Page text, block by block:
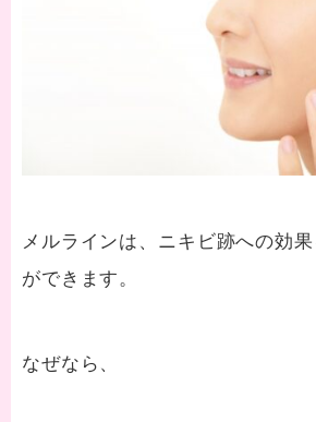
メルラインは、ニキビ跡への効
ができます。
なぜなら、